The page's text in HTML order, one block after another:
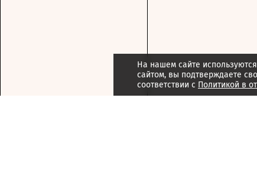
На нашем сайте
сайтом, вы подтверждаете
соответствии с Политикой в